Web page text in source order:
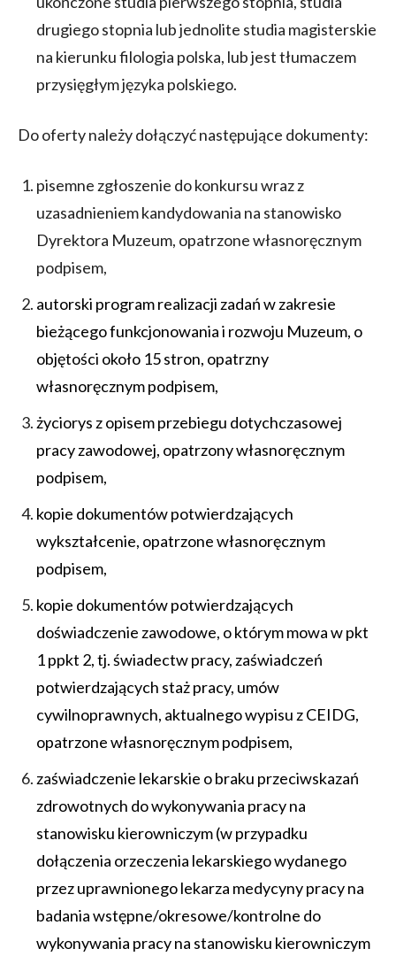
drugiego stopnia lub jednolite studia magisterskie
na kierunku filologia polska, lub jest tłumaczem
przysięgłym języka polskiego.
Do oferty należy dołączyć następujące dokumenty:
pisemne zgłoszenie do konkursu wraz z
uzasadnieniem kandydowania na stanowisko
Dyrektora Muzeum, opatrzone własnoręcznym
podpisem,
autorski program realizacji zadań w zakresie
bieżącego funkcjonowania i rozwoju Muzeum, o
objętości około 15 stron, opatrzny
własnoręcznym podpisem,
życiorys z opisem przebiegu dotychczasowej
pracy zawodowej, opatrzony własnoręcznym
podpisem,
kopie dokumentów potwierdzających
wykształcenie, opatrzone własnoręcznym
podpisem,
kopie dokumentów potwierdzających
doświadczenie zawodowe, o którym mowa w pkt
1 ppkt 2, tj. świadectw pracy, zaświadczeń
potwierdzających staż pracy, umów
cywilnoprawnych, aktualnego wypisu z CEIDG,
opatrzone własnoręcznym podpisem,
zaświadczenie lekarskie o braku przeciwskazań
zdrowotnych do wykonywania pracy na
stanowisku kierowniczym (w przypadku
dołączenia orzeczenia lekarskiego wydanego
przez uprawnionego lekarza medycyny pracy na
badania wstępne/okresowe/kontrolne do
wykonywania pracy na stanowisku kierowniczym